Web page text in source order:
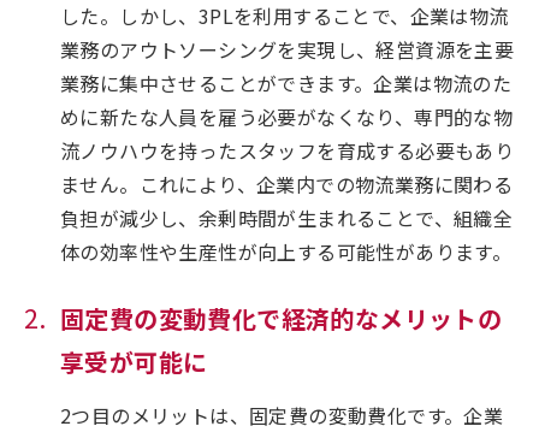
した。しかし、3PLを利用することで、企業は物流
業務のアウトソーシングを実現し、経営資源を主要
業務に集中させることができます。企業は物流のた
めに新たな人員を雇う必要がなくなり、専門的な物
流ノウハウを持ったスタッフを育成する必要もあり
ません。これにより、企業内での物流業務に関わる
負担が減少し、余剰時間が生まれることで、組織全
体の効率性や生産性が向上する可能性があります。
固定費の変動費化で経済的なメリットの
享受が可能に
2つ目のメリットは、固定費の変動費化です。企業